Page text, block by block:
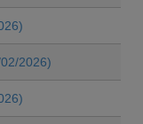
2026)